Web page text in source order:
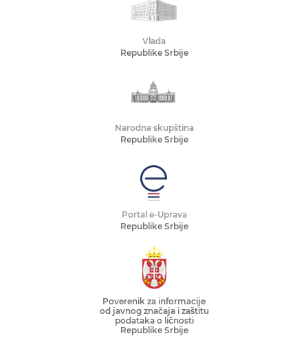
Vlada
Republike Srbije
Narodna skupština
Republike Srbije
Portal e-Uprava
Republike Srbije
Poverenik za informacije
od javnog značaja i zaštitu
podataka o ličnosti
Republike Srbije